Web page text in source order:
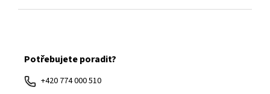
Potřebujete poradit?
+420 774 000 510